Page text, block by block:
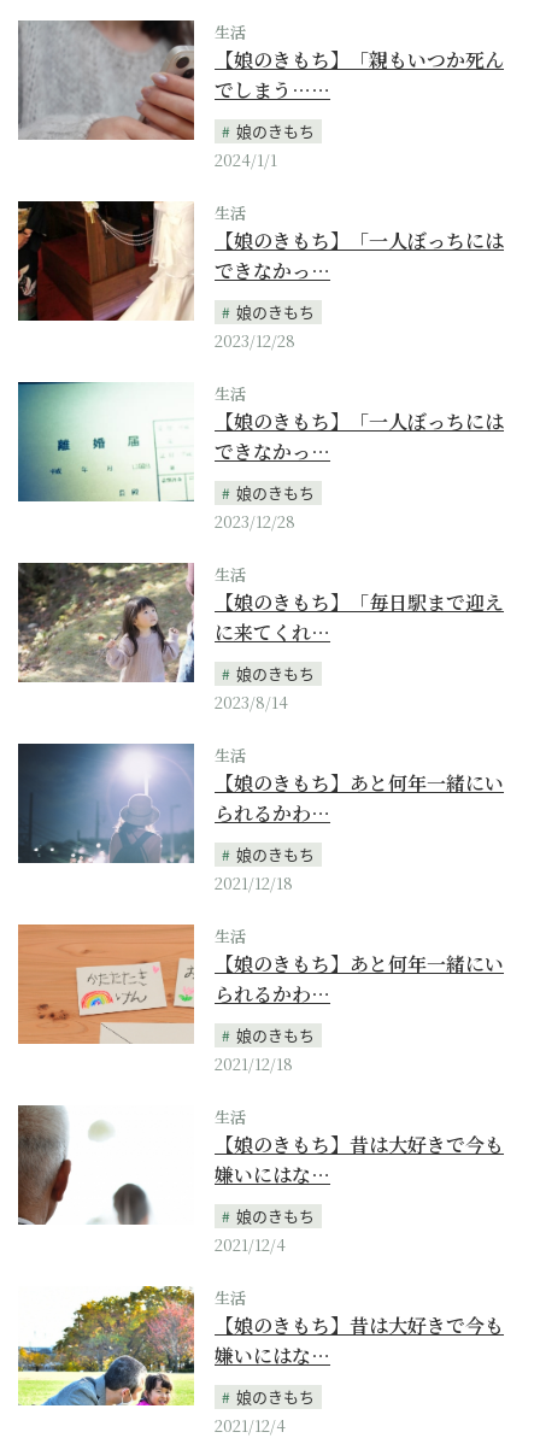
生活
【娘のきもち】「親もいつか死ん
でしまう……
娘のきもち
2024/1/1
生活
【娘のきもち】「一人ぼっちには
できなかっ…
娘のきもち
2023/12/28
生活
【娘のきもち】「一人ぼっちには
できなかっ…
娘のきもち
2023/12/28
生活
【娘のきもち】「毎日駅まで迎え
に来てくれ…
娘のきもち
2023/8/14
生活
【娘のきもち】あと何年一緒にい
られるかわ…
娘のきもち
2021/12/18
生活
【娘のきもち】あと何年一緒にい
られるかわ…
娘のきもち
2021/12/18
生活
【娘のきもち】昔は大好きで今も
嫌いにはな…
娘のきもち
2021/12/4
生活
【娘のきもち】昔は大好きで今も
嫌いにはな…
娘のきもち
2021/12/4